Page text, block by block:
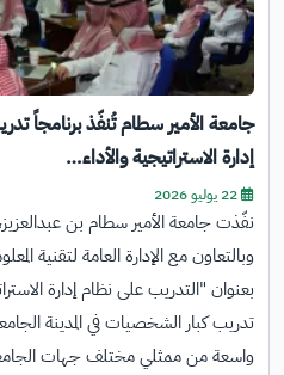
جامعة الأمير سطام تُنفّذ برنامجاً
إدارة الاستراتيجية والأداء…
22 يوليو 2026
نفّذت جامعة الأمير سطام بن
وبالتعاون مع الإدارة العامة لتقنية
بعنوان "التدريب على نظام إدارة
تدريب كبار الشخصيات في المدينة
واسعة من ممثلي مختلف جهات